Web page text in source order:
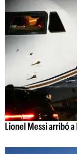
Lionel Messi arribó